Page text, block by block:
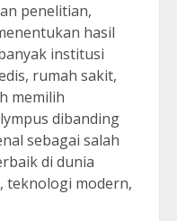
penelitian,
hasil
institusi
rumah sakit,
memilih
dibanding
sebagai salah
di dunia
teknologi modern,